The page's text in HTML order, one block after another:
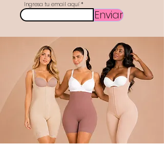
Ingresa tu email aquí
Enviar